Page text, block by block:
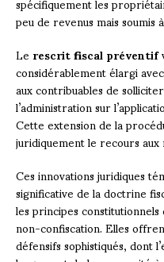
peu de revenus mais
Lerescrit fiscal préventif
considérablement élargi
aux contribuables de
l’administration sur
Cette extension de la
juridiquement le recours
Ces innovations juridiques
significative de la doctrine
les principes
non-confiscation. Elles
défensifs sophistiqués, dont